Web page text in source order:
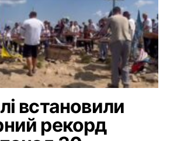
встановили
рекорд